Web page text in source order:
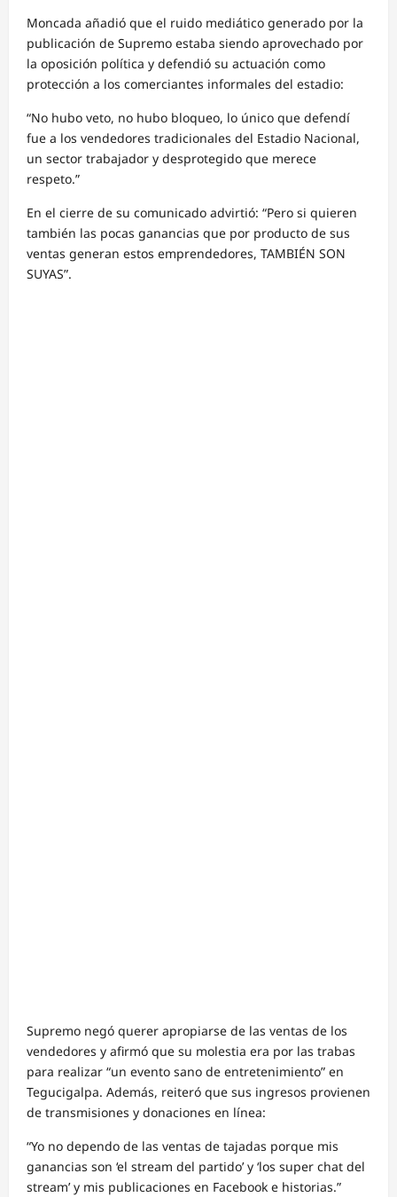
Moncada añadió que el ruido mediático generado por la
publicación de Supremo estaba siendo aprovechado por
la oposición política y defendió su actuación como
protección a los comerciantes informales del estadio:
“No hubo veto, no hubo bloqueo, lo único que defendí
fue a los vendedores tradicionales del Estadio Nacional,
un sector trabajador y desprotegido que merece
respeto.”
En el cierre de su comunicado advirtió: “Pero si quieren
también las pocas ganancias que por producto de sus
ventas generan estos emprendedores, TAMBIÉN SON
SUYAS”.
Supremo negó querer apropiarse de las ventas de los
vendedores y afirmó que su molestia era por las trabas
para realizar “un evento sano de entretenimiento” en
Tegucigalpa. Además, reiteró que sus ingresos provienen
de transmisiones y donaciones en línea:
“Yo no dependo de las ventas de tajadas porque mis
ganancias son ‘el stream del partido’ y ‘los super chat del
stream’ y mis publicaciones en Facebook e historias.”